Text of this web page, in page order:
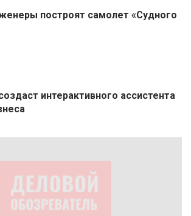
построят самолет «Судного
интерактивного ассистента